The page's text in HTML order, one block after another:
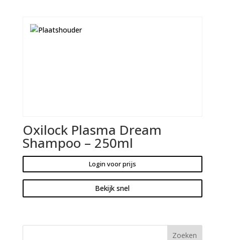
Oxilock Plasma Dream
Shampoo – 250ml
Login voor prijs
Bekijk snel